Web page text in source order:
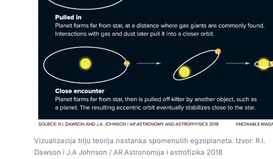
Vizualizacija triju teorija nastanka spomenutih egzoplaneta. Izvor: R.I.
Dawson i J.A Johnson / AR Astronomija i astrofizika 2018